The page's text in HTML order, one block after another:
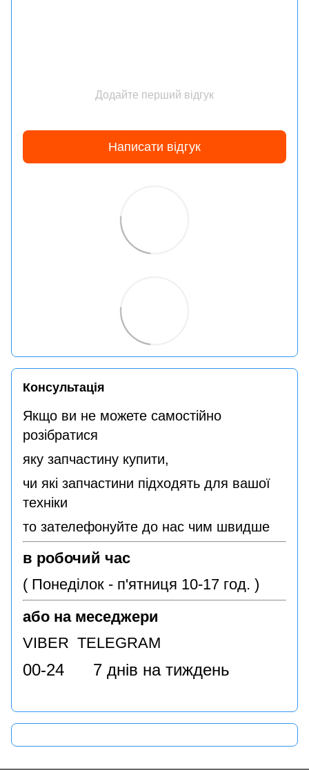
Додайте перший відгук
Написати відгук
Консультація
Якщо ви не можете самостійно
розібратися
яку запчастину купити,
чи які запчастини підходять для вашої
техніки
то зателефонуйте до нас чим швидше
в робочий час
( Понеділок - п'ятниця 10-17 год. )
або на меседжери
VIBER TELEGRAM
00-24 7 днів на тиждень